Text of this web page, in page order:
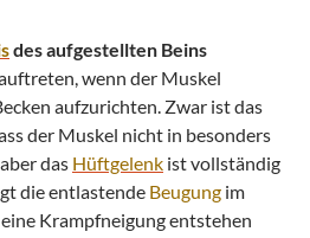
des aufgestellten Beins
wenn der Muskel
aufzurichten. Zwar ist das
der Muskel nicht in besonders
das Hüftgelenk ist vollständig
die entlastende Beugung im
eine Krampfneigung entstehen